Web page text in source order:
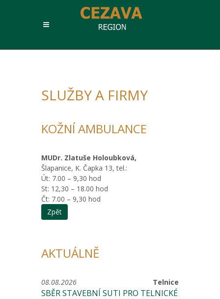
SLUŽBY A FIRMY
KOŽNÍ AMBULANCE
MUDr. Zlatuše Holoubková,
Šlapanice, K. Čapka 13, tel.:
Út: 7.00 – 9,30 hod
St: 12,30 – 18.00 hod
Čt: 7.00 – 9,30 hod
Zpět
AKTUÁLNĚ
Telnice
08.08.2026
SBĚR STAVEBNÍ SUTI PRO TELNICKÉ